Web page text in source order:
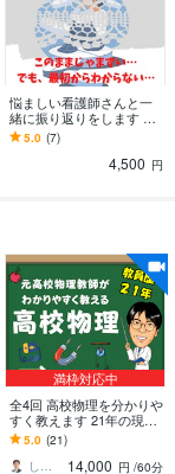
悩ましい看護師さんと一
緒に振り返りをします あ
の時どうすれば良かった
の？急変時対応や普段の
5.0 (7)
4,500 円
満枠対応中
全4回 高校物理を分かりや
すく教えます 21年の現場
経験の知見で理科の本質
を徹底的に深掘りしま
す。
5.0 (21)
しん先生 高校物理指導歴21年
14,000 円 /60分